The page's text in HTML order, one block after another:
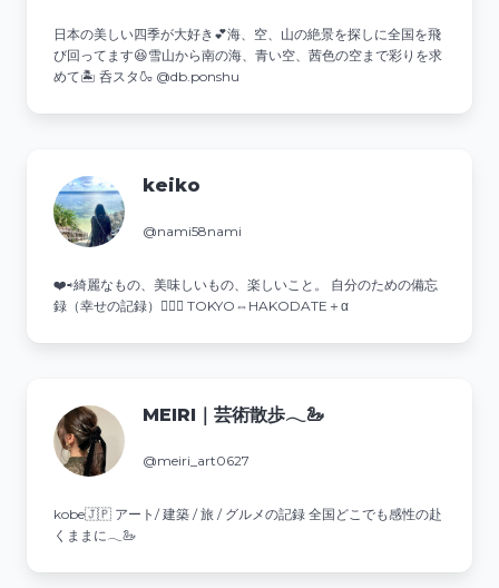
日本の美しい四季が大好き💕海、空、山の絶景を探しに全国を飛
び回ってます😆雪山から南の海、青い空、茜色の空まで彩りを求
めて🏝️ 呑スタ🍶 @db.ponshu
keiko
@nami58nami
❤️⇨綺麗なもの、美味しいもの、楽しいこと。 自分のための備忘
録（幸せの記録）💁‍♀️✨ TOKYO⇔HAKODATE＋α
MEIRI｜芸術散歩𓂃🦢
@meiri_art0627
kobe🇯🇵 アート/ 建築 / 旅 / グルメの記録 全国どこでも感性の赴
くままに𓂃🦢